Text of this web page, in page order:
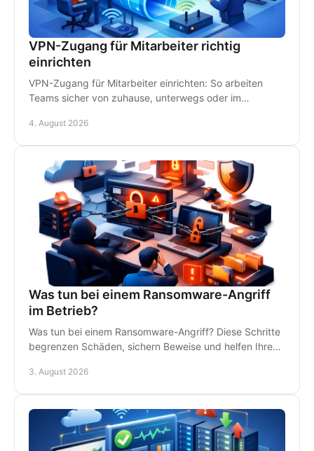
VPN-Zugang für Mitarbeiter richtig
einrichten
VPN-Zugang für Mitarbeiter einrichten: So arbeiten
Teams sicher von zuhause, unterwegs oder im
Support.
4. August 2026
Was tun bei einem Ransomware-Angriff
im Betrieb?
Was tun bei einem Ransomware-Angriff? Diese Schritte
begrenzen Schäden, sichern Beweise und helfen Ihrem
3. August 2026